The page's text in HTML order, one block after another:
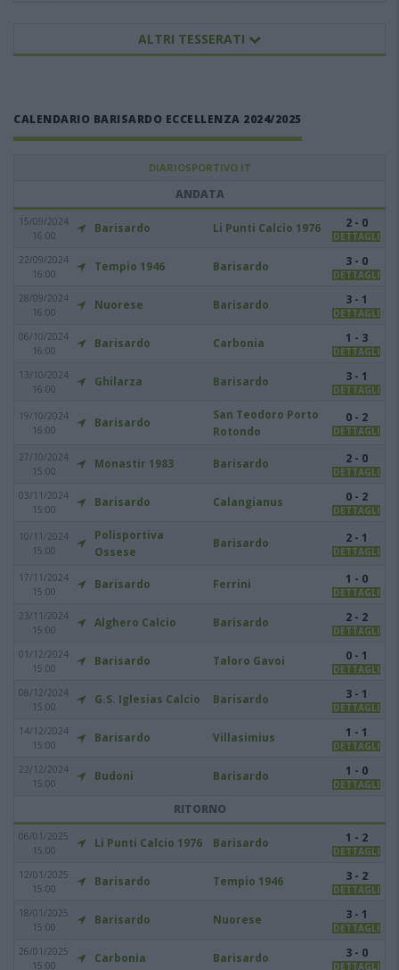
ALTRI TESSERATI
CALENDARIO BARISARDO ECCELLENZA 2024/2025
DIARIOSPORTIVO.IT
ANDATA
15/09/2024
16:00
Barisardo Li Punti Calcio 1976 2 - 0
DETTAGLI
22/09/2024
16:00
Tempio 1946 Barisardo 3 - 0
DETTAGLI
28/09/2024
16:00
Nuorese Barisardo 3 - 1
DETTAGLI
06/10/2024
16:00
Barisardo Carbonia 1 - 3
DETTAGLI
13/10/2024
16:00
Ghilarza Barisardo 3 - 1
DETTAGLI
19/10/2024
16:00
Barisardo
San Teodoro Porto
Rotondo
0 - 2
DETTAGLI
27/10/2024
15:00
Monastir 1983 Barisardo 2 - 0
DETTAGLI
03/11/2024
15:00
Barisardo Calangianus 0 - 2
DETTAGLI
10/11/2024
15:00
Polisportiva
Ossese
Barisardo 2 - 1
DETTAGLI
17/11/2024
15:00
Barisardo Ferrini 1 - 0
DETTAGLI
23/11/2024
15:00
Alghero Calcio Barisardo 2 - 2
DETTAGLI
01/12/2024
15:00
Barisardo Taloro Gavoi 0 - 1
DETTAGLI
08/12/2024
15:00
G.S. Iglesias Calcio Barisardo 3 - 1
DETTAGLI
14/12/2024
15:00
Barisardo Villasimius 1 - 1
DETTAGLI
22/12/2024
15:00
Budoni Barisardo 1 - 0
DETTAGLI
RITORNO
06/01/2025
15:00
Li Punti Calcio 1976 Barisardo 1 - 2
DETTAGLI
12/01/2025
15:00
Barisardo Tempio 1946 3 - 2
DETTAGLI
18/01/2025
15:00
Barisardo Nuorese 3 - 1
DETTAGLI
26/01/2025
15:00
Carbonia Barisardo 3 - 0
DETTAGLI